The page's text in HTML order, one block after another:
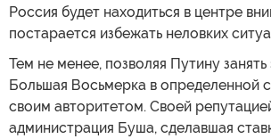
Россия будет находиться в центре
постарается избежать неловких
Тем не менее, позволяя Путину занять
Большая Восьмерка в определенной
своим авторитетом. Своей
администрация Буша, сделавшая